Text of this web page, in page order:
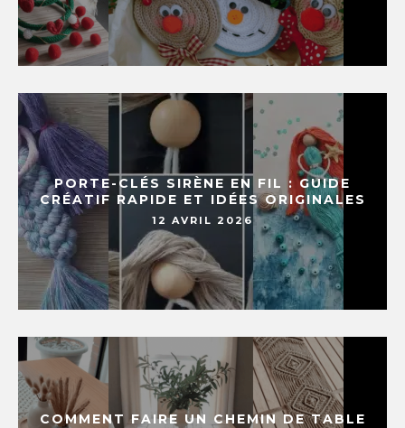
PORTE-CLÉS SIRÈNE EN FIL : GUIDE
CRÉATIF RAPIDE ET IDÉES ORIGINALES
12 AVRIL 2026
COMMENT FAIRE UN CHEMIN DE TABLE